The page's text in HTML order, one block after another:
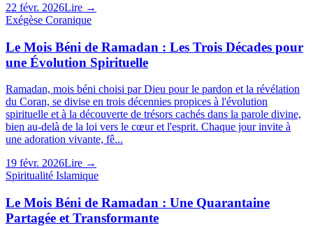
22 févr. 2026Lire →
Exégèse Coranique
Le Mois Béni de Ramadan : Les Trois Décades pour
une Évolution Spirituelle
Ramadan, mois béni choisi par Dieu pour le pardon et la révélation
du Coran, se divise en trois décennies propices à l'évolution
spirituelle et à la découverte de trésors cachés dans la parole divine,
bien au-delà de la loi vers le cœur et l'esprit. Chaque jour invite à
une adoration vivante, fê...
19 févr. 2026Lire →
Spiritualité Islamique
Le Mois Béni de Ramadan : Une Quarantaine
Partagée et Transformante